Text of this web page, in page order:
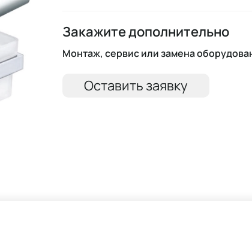
Закажите дополнительно
Монтаж, сервис или замена
Оставить заявку